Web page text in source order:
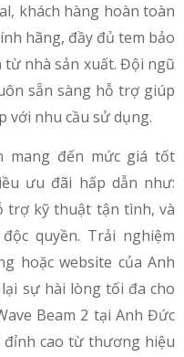
khách hàng hoàn toàn
hãng, đầy đủ tem bảo
từ nhà sản xuất. Đội ngũ
sẵn sàng hỗ trợ giúp
với nhu cầu sử dụng.
mang đến mức giá tốt
ưu đãi hấp dẫn như:
trợ kỹ thuật tận tình, và
quyền. Trải nghiệm
hoặc website của Anh
sự hài lòng tối đa cho
Beam 2 tại Anh Đức
cao từ thương hiệu